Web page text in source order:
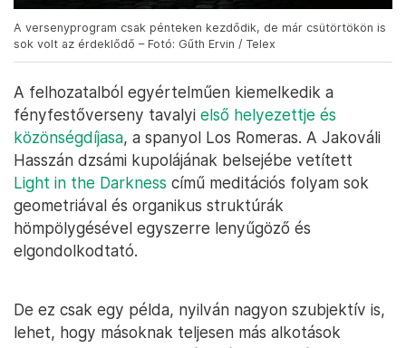
A versenyprogram csak pénteken kezdődik, de már csütörtökön is
sok volt az érdeklődő – Fotó: Gűth Ervin / Telex
A felhozatalból egyértelműen kiemelkedik a
fényfestőverseny tavalyi első helyezettje és
közönségdíjasa, a spanyol Los Romeras. A Jakováli
Hasszán dzsámi kupolájának belsejébe vetített
Light in the Darkness című meditációs folyam sok
geometriával és organikus struktúrák
hömpölygésével egyszerre lenyűgöző és
elgondolkodtató.
De ez csak egy példa, nyilván nagyon szubjektív is,
lehet, hogy másoknak teljesen más alkotások